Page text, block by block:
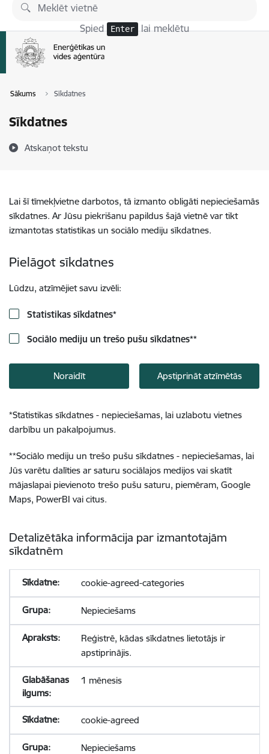
Pāriet uz lapas saturu
Spied Enter lai meklētu
Sākums Sīkdatnes
Sīkdatnes
Atskaņot tekstu
Lai šī tīmekļvietne darbotos, tā izmanto obligāti nepieciešamās
sīkdatnes. Ar Jūsu piekrišanu papildus šajā vietnē var tikt
izmantotas statistikas un sociālo mediju sīkdatnes.
Pielāgot sīkdatnes
Lūdzu, atzīmējiet savu izvēli:
Statistikas sīkdatnes*
Sociālo mediju un trešo pušu sīkdatnes**
Noraidīt Apstiprināt atzīmētās
*Statistikas sīkdatnes - nepieciešamas, lai uzlabotu vietnes
darbību un pakalpojumus.
**Sociālo mediju un trešo pušu sīkdatnes - nepieciešamas, lai
Jūs varētu dalīties ar saturu sociālajos medijos vai skatīt
mājaslapai pievienoto trešo pušu saturu, piemēram, Google
Maps, PowerBI vai citus.
Detalizētāka informācija par izmantotajām
sīkdatnēm
cookie-agreed-categories
Nepieciešams
Reģistrē, kādas sīkdatnes lietotājs ir
apstiprinājis.
1 mēnesis
cookie-agreed
Nepieciešams